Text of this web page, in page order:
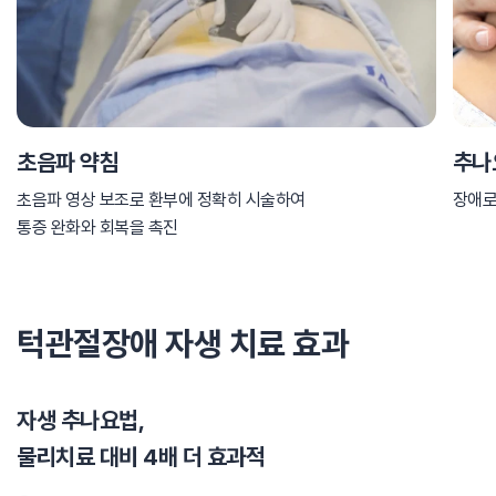
초음파 약침
초음파 영상 보조로 환부에 정확히 시술하여
통증 완화와 회복을 촉진
추
장애
턱관절장애 자생 치료 효과
자생 추나요법,
물리치료 대비 4배 더 효과적